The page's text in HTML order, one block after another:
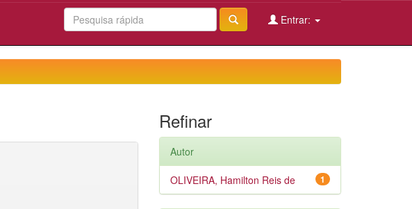
Entrar:
Refinar
Autor
1
OLIVEIRA, Hamilton Reis de